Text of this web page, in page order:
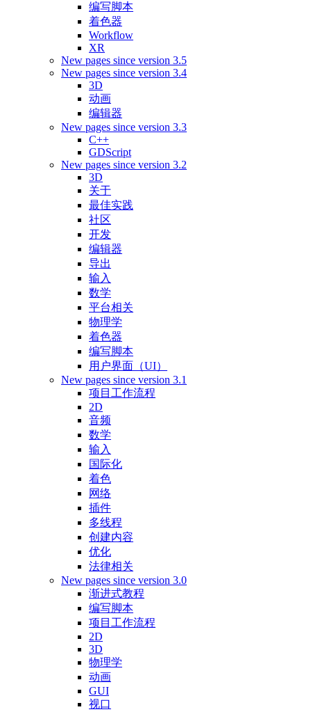
编写脚本
着色器
Workflow
XR
New pages since version 3.5
New pages since version 3.4
3D
动画
编辑器
New pages since version 3.3
C++
GDScript
New pages since version 3.2
3D
关于
最佳实践
社区
开发
编辑器
导出
输入
数学
平台相关
物理学
着色器
编写脚本
用户界面（UI）
New pages since version 3.1
项目工作流程
2D
音频
数学
输入
国际化
着色
网络
插件
多线程
创建内容
优化
法律相关
New pages since version 3.0
渐进式教程
编写脚本
项目工作流程
2D
3D
物理学
动画
GUI
视口